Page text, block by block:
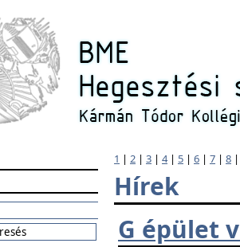
1 | 2 | 3 | 4| 5 | 6 | 7 | 8
Hírek
G épület